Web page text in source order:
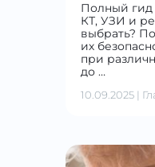
Полный гид
КТ, УЗИ и
выбрать?
их
при
до …
10.09.2025 |